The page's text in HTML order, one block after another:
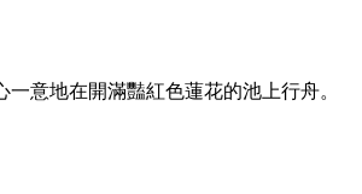
意地在開滿豔紅色蓮花的池上行舟。